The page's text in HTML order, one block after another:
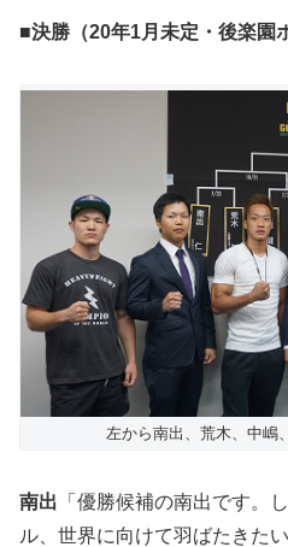
■決勝（20年1月未定・後楽園
左から南出、荒木、中嶋
南出 「優勝候補の南出です。
ル、世界に向けて羽ばたきたい